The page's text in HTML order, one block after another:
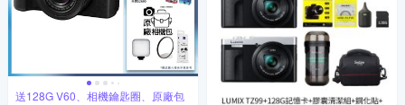
送128G V60、相機鑰匙圈、原廠包